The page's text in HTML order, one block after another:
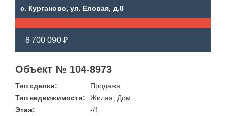
с. Курганово, ул. Еловая, д.8
8 700 090 ₽
Объект № 104-8973
Тип сделки:
Продажа
Тип недвижимости:
Жилая, Дом
Этаж:
-/1